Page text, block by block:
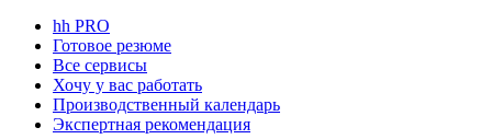
hh PRO
Готовое резюме
Все сервисы
Хочу у вас работать
Производственный календарь
Экспертная рекомендация